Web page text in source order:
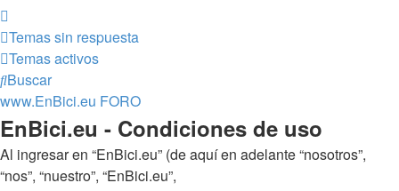
Temas sin respuesta
Temas activos
Buscar
www.EnBici.eu FORO
EnBici.eu - Condiciones de uso
Al ingresar en “EnBici.eu” (de aquí en adelante “nosotros”,
“nos”, “nuestro”, “EnBici.eu”,